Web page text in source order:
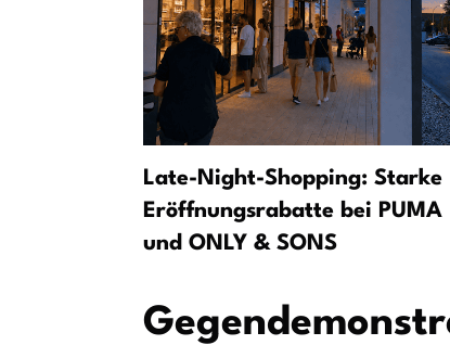
Late-Night-Shopping: Starke
Eröffnungsrabatte bei PUMA
und ONLY & SONS